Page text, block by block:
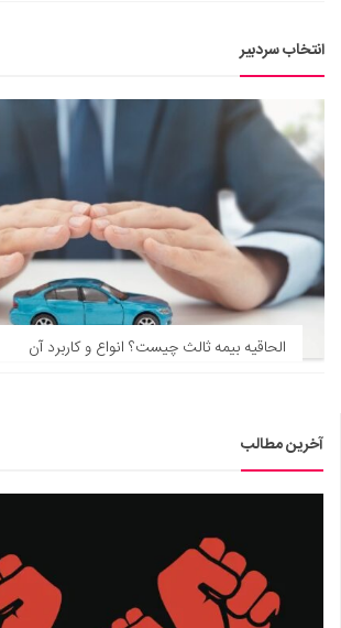
انتخاب سردبیر
الحاقیه بیمه ثالث چیست؟ انواع و کاربرد آن
آخرین مطالب